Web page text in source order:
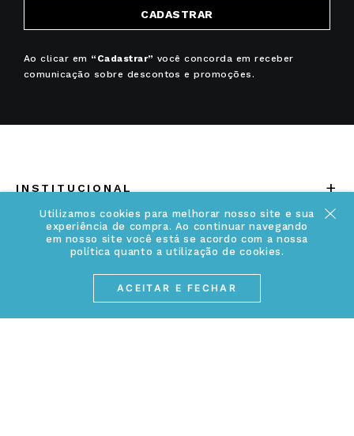
Utilizamos cookies para melhorar nosso site e sua
experiência de compra. Ao continuar navegando
em nosso site você está se acordo com a nossa
política quanto a utilização de cookies.
ACEITAR E FECHAR
CADASTRAR
Ao clicar em “Cadastrar” você concorda em receber
comunicação sobre descontos e promoções.
INSTITUCIONAL +
Quem somos
Acesse Nosso Blog
INFORMAÇÕES